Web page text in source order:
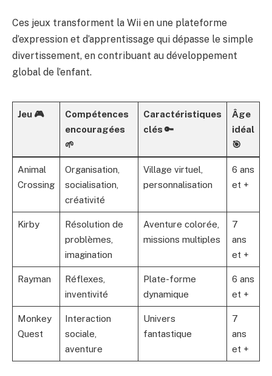
Ces jeux transforment la Wii en une plateforme
d’expression et d’apprentissage qui dépasse le simple
divertissement, en contribuant au développement
global de l’enfant.
Jeu 🎮
Compétences
encouragées
🌱
Caractéristiques
clés 🔑
Âge
idéal
🎯
Animal
Crossing
Organisation,
socialisation,
créativité
Village virtuel,
personnalisation
6 ans
et +
Kirby
Résolution de
problèmes,
imagination
Aventure colorée,
missions multiples
7
ans
et +
Rayman
Réflexes,
inventivité
Plate-forme
dynamique
6 ans
et +
Monkey
Quest
Interaction
sociale,
aventure
Univers
fantastique
7
ans
et +